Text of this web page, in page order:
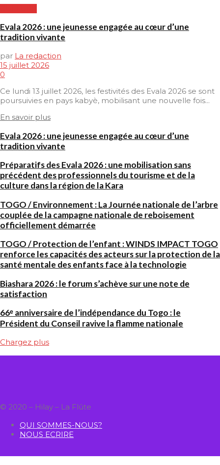
Evala 2026 : une jeunesse engagée au cœur d’une
tradition vivante
par La redaction
15 juillet 2026
0
Ce lundi 13 juillet 2026, les festivités des Evala 2026 se sont
poursuivies en pays kabyè, mobilisant une nouvelle fois...
En savoir plus
Evala 2026 : une jeunesse engagée au cœur d’une
tradition vivante
Préparatifs des Evala 2026 : une mobilisation sans
précédent des professionnels du tourisme et de la
culture dans la région de la Kara
TOGO / Environnement : La Journée nationale de l’arbre
couplée de la campagne nationale de reboisement
officiellement démarrée
TOGO / Protection de l’enfant : WINDS IMPACT TOGO
renforce les capacités des acteurs sur la protection de la
santé mentale des enfants face à la technologie
Biashara 2026 : le forum s’achève sur une note de
satisfaction
66ᵉ anniversaire de l’indépendance du Togo : le
Président du Conseil ravive la flamme nationale
Chargez plus
© 2020 – Hilay – La Flûte
QUI SOMMES-NOUS?
NOUS ECRIRE